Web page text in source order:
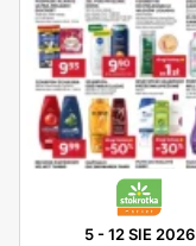
5-12 SIE 2026